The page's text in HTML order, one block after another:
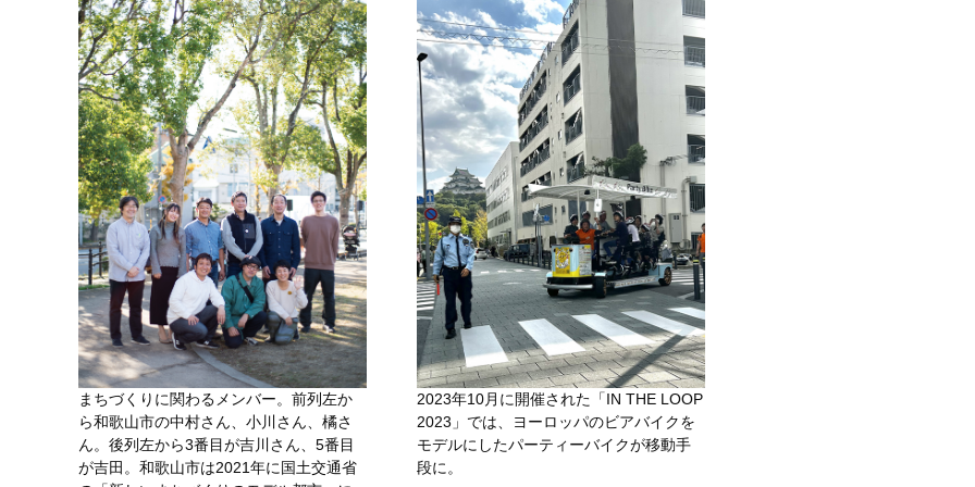
まちづくりに関わるメンバー。前列左か
ら和歌山市の中村さん、小川さん、橘さ
ん。後列左から3番目が吉川さん、5番目
が吉田。和歌山市は2021年に国土交通省
2023年10月に開催された「IN THE LOOP
2023」では、ヨーロッパのビアバイクを
モデルにしたパーティーバイクが移動手
段に。